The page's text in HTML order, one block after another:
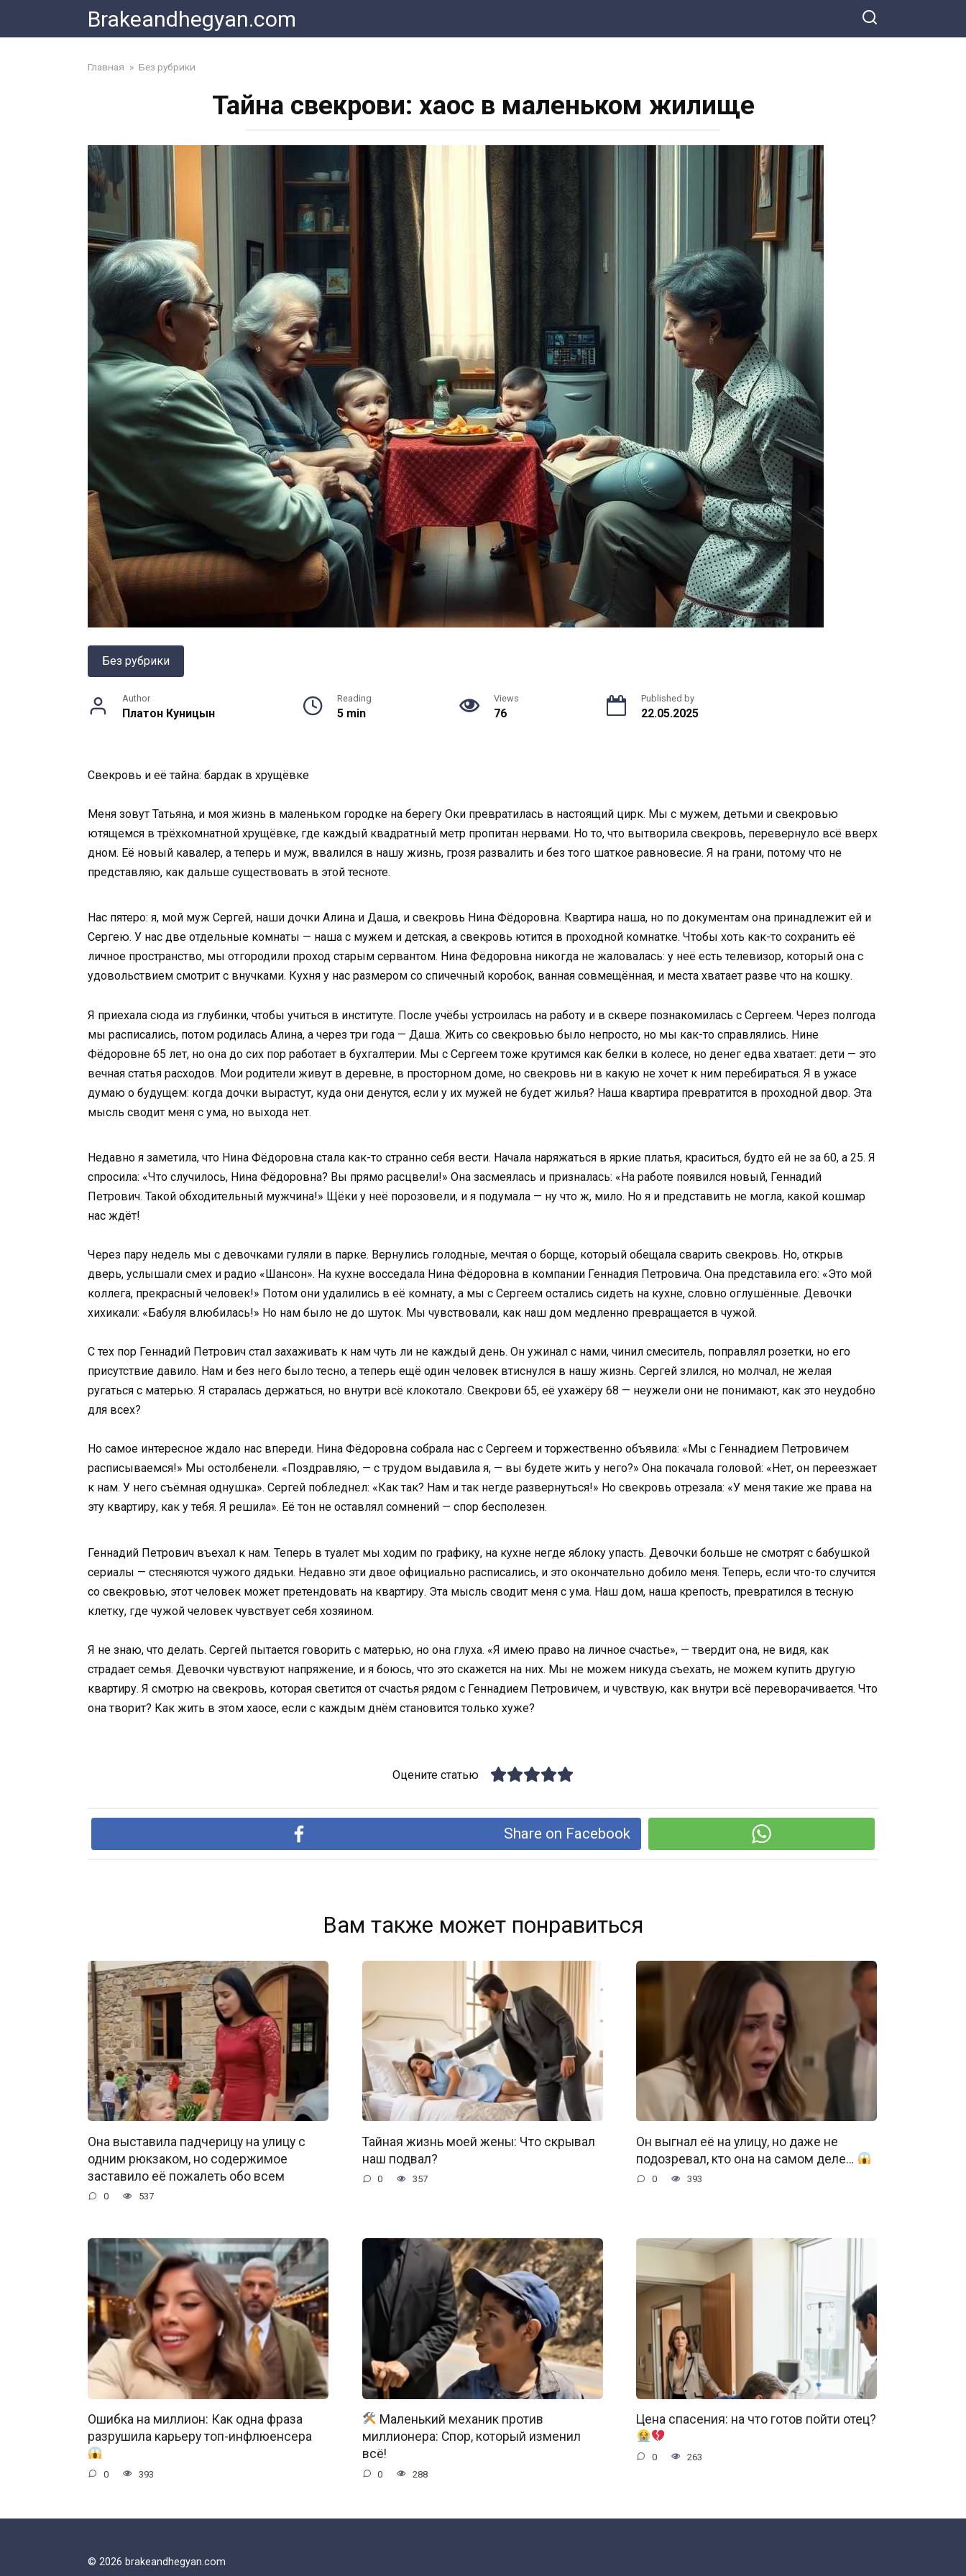
content
Brakeandhegyan.com
Главная » Без рубрики
Тайна свекрови: хаос в маленьком жилище
Без рубрики
Author
Платон Куницын
Reading
5 min
Views
76
Published by
22.05.2025
Свекровь и её тайна: бардак в хрущёвке
Меня зовут Татьяна, и моя жизнь в маленьком городке на берегу Оки превратилась в настоящий цирк. Мы с мужем, детьми и свекровью
ютящемся в трёхкомнатной хрущёвке, где каждый квадратный метр пропитан нервами. Но то, что вытворила свекровь, перевернуло всё вверх
дном. Её новый кавалер, а теперь и муж, ввалился в нашу жизнь, грозя развалить и без того шаткое равновесие. Я на грани, потому что не
представляю, как дальше существовать в этой тесноте.
Нас пятеро: я, мой муж Сергей, наши дочки Алина и Даша, и свекровь Нина Фёдоровна. Квартира наша, но по документам она принадлежит ей и
Сергею. У нас две отдельные комнаты — наша с мужем и детская, а свекровь ютится в проходной комнатке. Чтобы хоть как-то сохранить её
личное пространство, мы отгородили проход старым сервантом. Нина Фёдоровна никогда не жаловалась: у неё есть телевизор, который она с
удовольствием смотрит с внучками. Кухня у нас размером со спичечный коробок, ванная совмещённая, и места хватает разве что на кошку.
Я приехала сюда из глубинки, чтобы учиться в институте. После учёбы устроилась на работу и в сквере познакомилась с Сергеем. Через полгода
мы расписались, потом родилась Алина, а через три года — Даша. Жить со свекровью было непросто, но мы как-то справлялись. Нине
Фёдоровне 65 лет, но она до сих пор работает в бухгалтерии. Мы с Сергеем тоже крутимся как белки в колесе, но денег едва хватает: дети — это
вечная статья расходов. Мои родители живут в деревне, в просторном доме, но свекровь ни в какую не хочет к ним перебираться. Я в ужасе
думаю о будущем: когда дочки вырастут, куда они денутся, если у их мужей не будет жилья? Наша квартира превратится в проходной двор. Эта
мысль сводит меня с ума, но выхода нет.
Недавно я заметила, что Нина Фёдоровна стала как-то странно себя вести. Начала наряжаться в яркие платья, краситься, будто ей не за 60, а 25. Я
спросила: «Что случилось, Нина Фёдоровна? Вы прямо расцвели!» Она засмеялась и призналась: «На работе появился новый, Геннадий
Петрович. Такой обходительный мужчина!» Щёки у неё порозовели, и я подумала — ну что ж, мило. Но я и представить не могла, какой кошмар
нас ждёт!
Через пару недель мы с девочками гуляли в парке. Вернулись голодные, мечтая о борще, который обещала сварить свекровь. Но, открыв
дверь, услышали смех и радио «Шансон». На кухне восседала Нина Фёдоровна в компании Геннадия Петровича. Она представила его: «Это мой
коллега, прекрасный человек!» Потом они удалились в её комнату, а мы с Сергеем остались сидеть на кухне, словно оглушённые. Девочки
хихикали: «Бабуля влюбилась!» Но нам было не до шуток. Мы чувствовали, как наш дом медленно превращается в чужой.
С тех пор Геннадий Петрович стал захаживать к нам чуть ли не каждый день. Он ужинал с нами, чинил смеситель, поправлял розетки, но его
присутствие давило. Нам и без него было тесно, а теперь ещё один человек втиснулся в нашу жизнь. Сергей злился, но молчал, не желая
ругаться с матерью. Я старалась держаться, но внутри всё клокотало. Свекрови 65, её ухажёру 68 — неужели они не понимают, как это неудобно
для всех?
Но самое интересное ждало нас впереди. Нина Фёдоровна собрала нас с Сергеем и торжественно объявила: «Мы с Геннадием Петровичем
расписываемся!» Мы остолбенели. «Поздравляю, — с трудом выдавила я, — вы будете жить у него?» Она покачала головой: «Нет, он переезжает
к нам. У него съёмная однушка». Сергей побледнел: «Как так? Нам и так негде развернуться!» Но свекровь отрезала: «У меня такие же права на
эту квартиру, как у тебя. Я решила». Её тон не оставлял сомнений — спор бесполезен.
Геннадий Петрович въехал к нам. Теперь в туалет мы ходим по графику, на кухне негде яблоку упасть. Девочки больше не смотрят с бабушкой
сериалы — стесняются чужого дядьки. Недавно эти двое официально расписались, и это окончательно добило меня. Теперь, если что-то случится
со свекровью, этот человек может претендовать на квартиру. Эта мысль сводит меня с ума. Наш дом, наша крепость, превратился в тесную
клетку, где чужой человек чувствует себя хозяином.
Я не знаю, что делать. Сергей пытается говорить с матерью, но она глуха. «Я имею право на личное счастье», — твердит она, не видя, как
страдает семья. Девочки чувствуют напряжение, и я боюсь, что это скажется на них. Мы не можем никуда съехать, не можем купить другую
квартиру. Я смотрю на свекровь, которая светится от счастья рядом с Геннадием Петровичем, и чувствую, как внутри всё переворачивается. Что
она творит? Как жить в этом хаосе, если с каждым днём становится только хуже?
Оцените статью
Share on Facebook
Вам также может понравиться
Она выставила падчерицу на улицу с
одним рюкзаком, но содержимое
заставило её пожалеть обо всем
0 537
Тайная жизнь моей жены: Что скрывал
наш подвал?
0 357
Он выгнал её на улицу, но даже не
подозревал, кто она на самом деле…
0 393
Ошибка на миллион: Как одна фраза
разрушила карьеру топ-инфлюенсера
0 393
Маленький механик против
миллионера: Спор, который изменил
всё!
0 288
Цена спасения: на что готов пойти отец?
0 263
© 2026 brakeandhegyan.com